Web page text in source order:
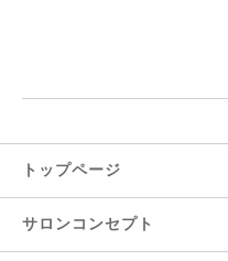
トップページ
サロンコンセプト